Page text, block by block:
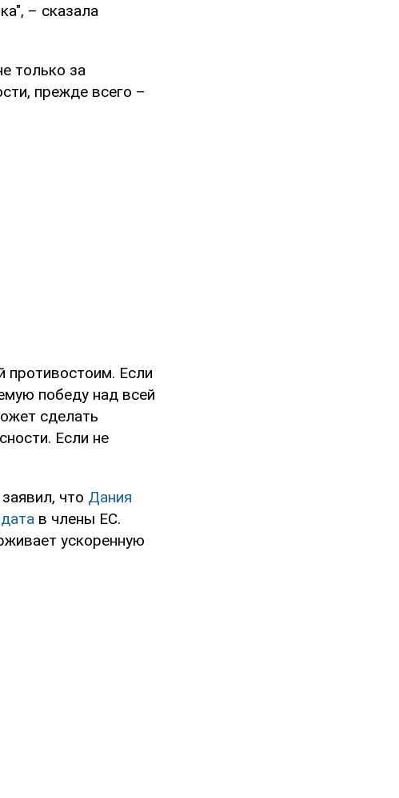
– сказала
только за
прежде всего –
противостоим. Если
победу над всей
сделать
Если не
что Дания
в члены ЕС.
ускоренную